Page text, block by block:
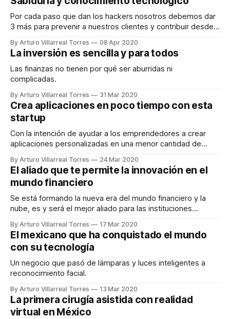
Por cada paso que dan los hackers nosotros debemos dar
3 más para prevenir a nuestros clientes y contribuir desde
By Arturo Villarreal Torres 08 Apr 2020
La inversión es sencilla y para todos
Las finanzas no tienen por qué ser aburridas ni
complicadas.
By Arturo Villarreal Torres 31 Mar 2020
Crea aplicaciones en poco tiempo con esta
startup
Con la intención de ayudar a los emprendedores a crear
aplicaciones personalizadas en una menor cantidad de
By Arturo Villarreal Torres 24 Mar 2020
El aliado que te permite la innovación en el
mundo financiero
Se está formando la nueva era del mundo financiero y la
nube, es y será el mejor aliado para las instituciones
By Arturo Villarreal Torres 17 Mar 2020
El mexicano que ha conquistado el mundo
con su tecnología
Un negocio que pasó de lámparas y luces inteligentes a
reconocimiento facial.
By Arturo Villarreal Torres 13 Mar 2020
La primera cirugía asistida con realidad
virtual en México